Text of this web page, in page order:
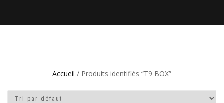
Accueil / Produits identifiés “T9 BOX”